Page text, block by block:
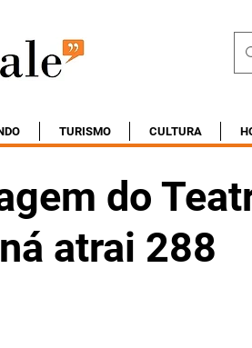
TURISMO CULTURA
do
atrai 288